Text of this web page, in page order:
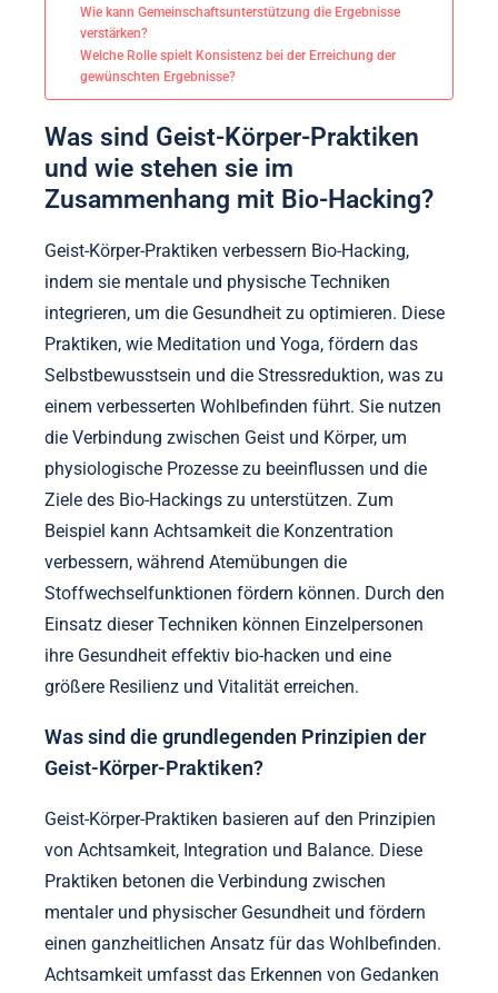
Wie kann Gemeinschaftsunterstützung die Ergebnisse
verstärken?
Welche Rolle spielt Konsistenz bei der Erreichung der
gewünschten Ergebnisse?
Was sind Geist-Körper-Praktiken
und wie stehen sie im
Zusammenhang mit Bio-Hacking?
Geist-Körper-Praktiken verbessern Bio-Hacking,
indem sie mentale und physische Techniken
integrieren, um die Gesundheit zu optimieren. Diese
Praktiken, wie Meditation und Yoga, fördern das
Selbstbewusstsein und die Stressreduktion, was zu
einem verbesserten Wohlbefinden führt. Sie nutzen
die Verbindung zwischen Geist und Körper, um
physiologische Prozesse zu beeinflussen und die
Ziele des Bio-Hackings zu unterstützen. Zum
Beispiel kann Achtsamkeit die Konzentration
verbessern, während Atemübungen die
Stoffwechselfunktionen fördern können. Durch den
Einsatz dieser Techniken können Einzelpersonen
ihre Gesundheit effektiv bio-hacken und eine
größere Resilienz und Vitalität erreichen.
Was sind die grundlegenden Prinzipien der
Geist-Körper-Praktiken?
Geist-Körper-Praktiken basieren auf den Prinzipien
von Achtsamkeit, Integration und Balance. Diese
Praktiken betonen die Verbindung zwischen
mentaler und physischer Gesundheit und fördern
einen ganzheitlichen Ansatz für das Wohlbefinden.
Achtsamkeit umfasst das Erkennen von Gedanken